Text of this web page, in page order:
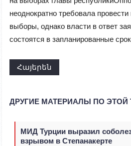
неоднократно требовала
выборы, однако власти в ответ
состоятся в запланированные
Հայերեն
ДРУГИЕ МАТЕРИАЛЫ ПО ЭТОЙ
МИД Турции выразил
взрывом в Степанакерте